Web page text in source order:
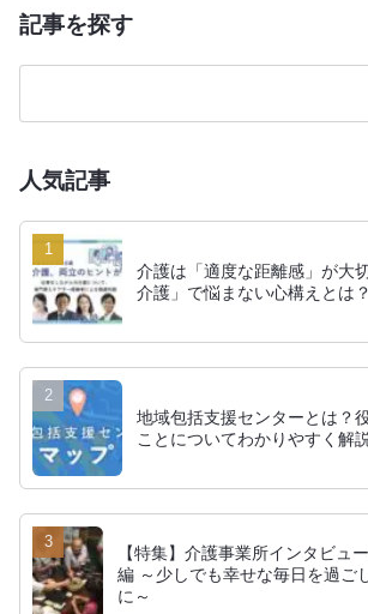
記事を探す
人気記事
介護は「適度な距離感」が大
介護」で悩まない心構えとは？
地域包括支援センターとは？
ことについてわかりやすく解説
【特集】介護事業所インタビュ
編 ～少しでも幸せな毎日を過ご
に～